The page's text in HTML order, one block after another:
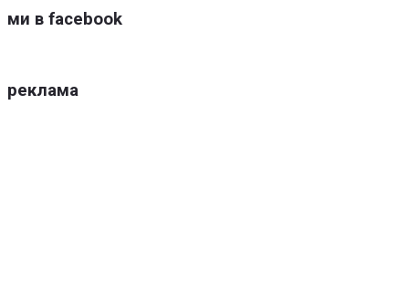
ми в facebook
реклама